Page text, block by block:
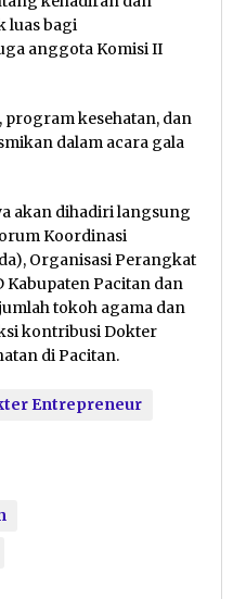
luas bagi
anggota Komisi II
kesehatan, dan
dalam acara gala
akan dihadiri langsung
Koordinasi
Organisasi Perangkat
Kabupaten Pacitan dan
tokoh agama dan
kontribusi Dokter
di Pacitan.
Entrepreneur